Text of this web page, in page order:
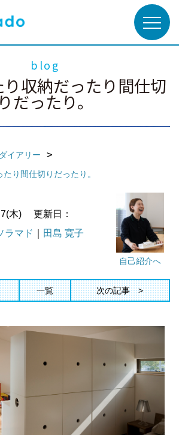
blog
収納だったり間仕切
りだったり。
イアリー
り間仕切りだったり。
自己紹介へ
木)
更新日：
ラマド 田島 寛子
一覧 次の記事